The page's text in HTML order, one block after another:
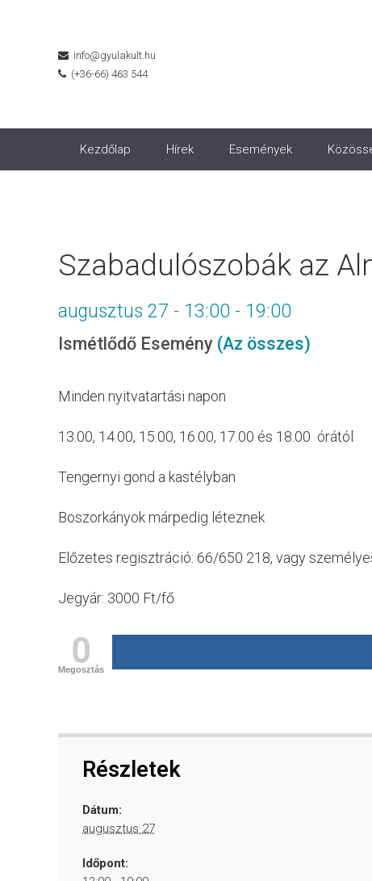
info@gyulakult.hu
(+36-66) 463 544
Kezdőlap Hírek Események
Szabadulószobák az
augusztus 27 - 13:00 - 19:00
Ismétlődő Esemény (Az összes)
Minden nyitvatartási napon
13.00, 14.00, 15.00, 16.00, 17.00 és 18.00 órától
Tengernyi gond a kastélyban
Boszorkányok márpedig léteznek
Előzetes regisztráció: 66/650 218, vagy
Jegyár: 3000 Ft/fő
0
Megosztás
Részletek
Dátum:
augusztus 27
Időpont: